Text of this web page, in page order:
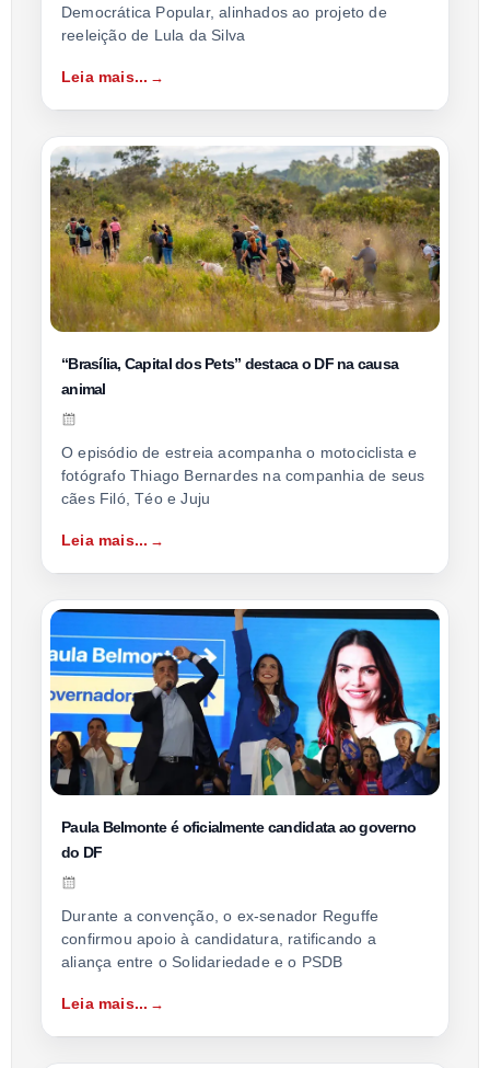
Democrática Popular, alinhados ao projeto de
reeleição de Lula da Silva
Leia mais...
“Brasília, Capital dos Pets” destaca o DF na causa
animal
O episódio de estreia acompanha o motociclista e
fotógrafo Thiago Bernardes na companhia de seus
cães Filó, Téo e Juju
Leia mais...
Paula Belmonte é oficialmente candidata ao governo
do DF
Durante a convenção, o ex-senador Reguffe
confirmou apoio à candidatura, ratificando a
aliança entre o Solidariedade e o PSDB
Leia mais...